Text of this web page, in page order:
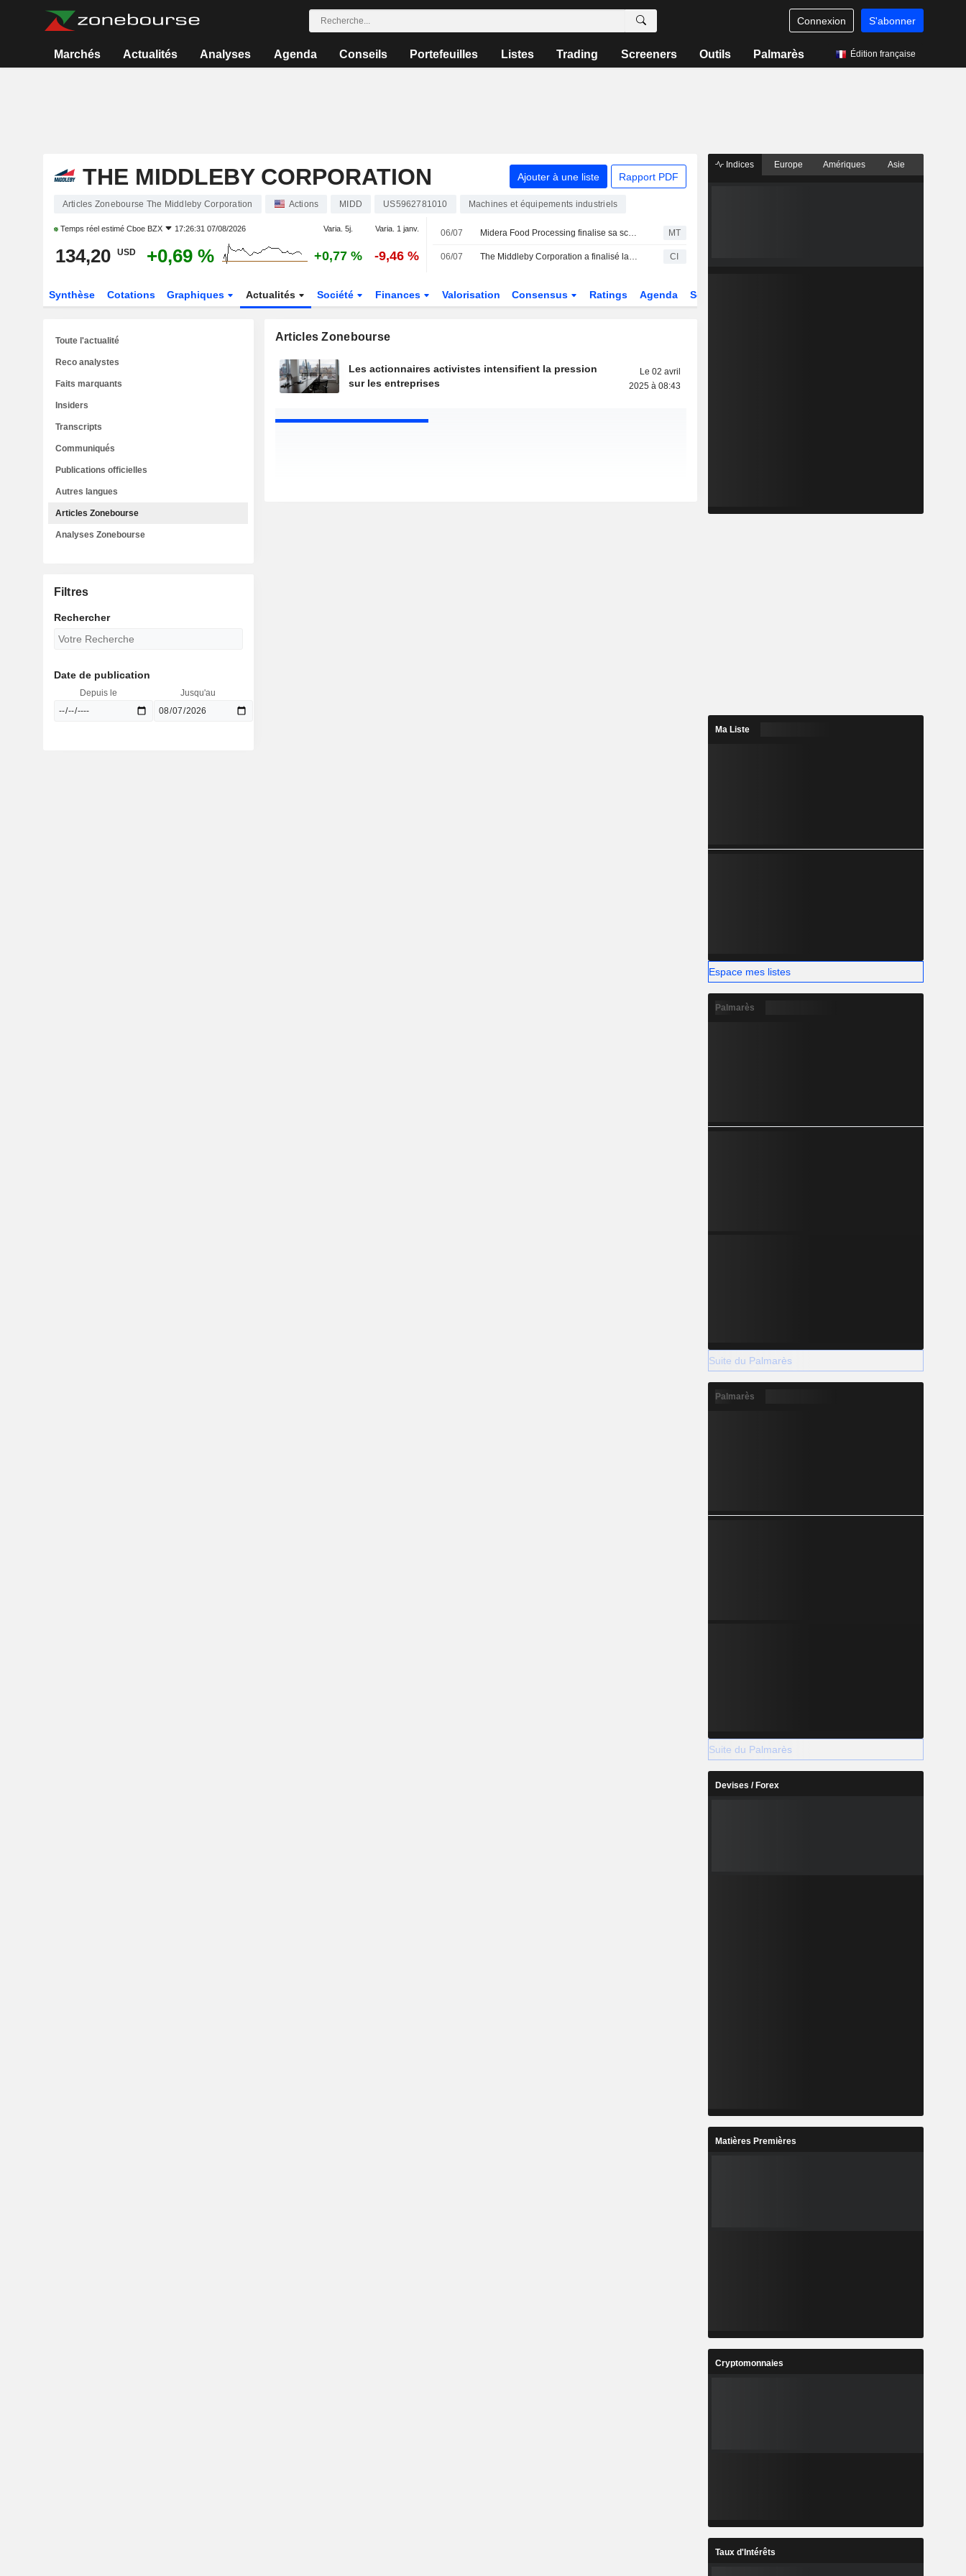
Connexion S'abonner
Marchés Actualités Analyses Agenda Conseils Portefeuilles Listes Trading Screeners Outils Palmarès Édition française
THE MIDDLEBY CORPORATION Ajouter à une liste Rapport PDF
Articles Zonebourse The Middleby Corporation Actions MIDD US5962781010 Machines et équipements industriels
Temps réel estimé Cboe BZX 17:26:31 07/08/2026 Varia. 5j. Varia. 1 janv.
134,20 USD +0,69 % +0,77 % -9,46 %
06/07 Midera Food Processing finalise sa scission d'avec Middleby MT
06/07 The Middleby Corporation a finalisé la scission de Midera Food Processing, Inc. (NasdaqGS:MFP). CI
Synthèse Cotations Graphiques Actualités Société Finances Valorisation Consensus Ratings Agenda Secteur
Articles Zonebourse
Les actionnaires activistes intensifient la pression
sur les entreprises
Le 02 avril
2025 à 08:43
Toute l'actualité
Reco analystes
Faits marquants
Insiders
Transcripts
Communiqués
Publications officielles
Autres langues
Articles Zonebourse
Analyses Zonebourse
Filtres
Rechercher
Date de publication
Depuis le Jusqu'au
Indices Europe Amériques Asie
Ma Liste
Espace mes listes
Palmarès
Suite du Palmarès
Palmarès
Suite du Palmarès
Devises / Forex
Matières Premières
Cryptomonnaies
Taux d'Intérêts